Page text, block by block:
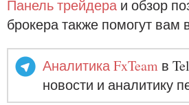
Панель трейдера и обзор
брокера также помогут вам
Аналитика FxTeam в
новости и аналитику